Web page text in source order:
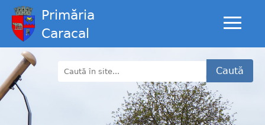
Primăria
Caracal
Caută